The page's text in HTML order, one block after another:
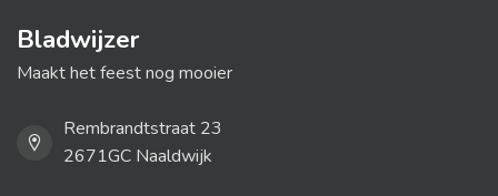
Bladwijzer
Maakt het feest nog mooier
Rembrandtstraat 23
2671GC Naaldwijk